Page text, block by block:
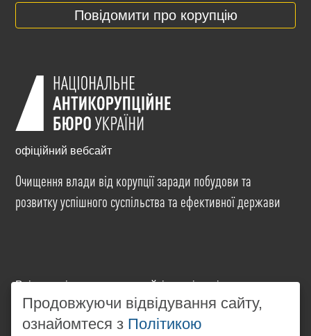
Повідомити про корупцію
офіційний вебсайт
Очищення влади від корупції заради побудови та
розвитку успішного суспільства та ефективної держави
Всі матеріали на цьому сайті розміщені на умовах
ліцензіїCreative Commons Attribution-NonCommercial-
NoDerivatives 4.0 International. Використання будь-
яких матеріалів, розміщених на сайті, дозволяється
Продовжуючи відвідування сайту,
ознайомтеся з Політикою